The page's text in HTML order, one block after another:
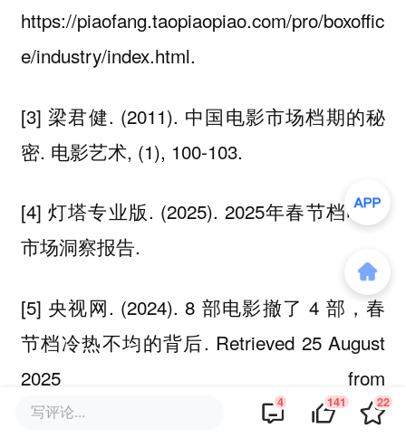
https://piaofang.taopiaopiao.com/pro/boxoffic
e/industry/index.html.
[3] 梁君健. (2011). 中国电影市场档期的秘
密. 电影艺术, (1), 100-103.
[4] 灯塔专业版. (2025). 2025年春节档电影
市场洞察报告.
[5] 央视网. (2024). 8 部电影撤了 4 部，春
节档冷热不均的背后. Retrieved 25 August
2025 from
https://mp.weixin.qq.com/s/LHLwcgHNzM5g
写评论... 4 141 22